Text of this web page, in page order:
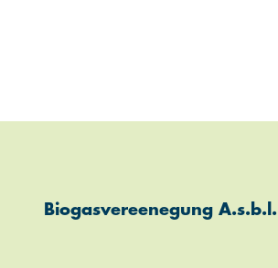
Biogasvereenegung A.s.b.l.